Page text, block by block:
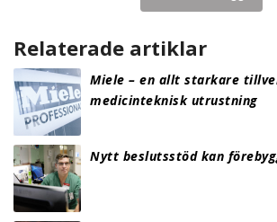
Relaterade artiklar
Miele – en allt starkare
medicinteknisk utrustning
Nytt beslutsstöd kan